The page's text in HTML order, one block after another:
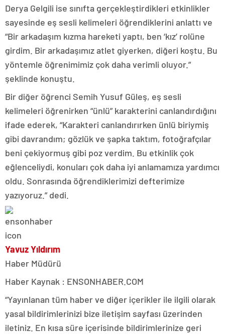
Derya Gelgili ise sınıfta gerçekleştirdikleri etkinlikler
sayesinde eş sesli kelimeleri öğrendiklerini anlattı ve
“Bir arkadaşım kızma hareketi yaptı, ben ‘kız’ rolüne
girdim. Bir arkadaşımız atlet giyerken, diğeri koştu. Bu
yöntemle öğrenimimiz çok daha verimli oluyor.”
şeklinde konuştu.
Bir diğer öğrenci Semih Yusuf Güleş, eş sesli
kelimeleri öğrenirken “ünlü” karakterini canlandırdığını
ifade ederek, “Karakteri canlandırırken ünlü biriymiş
gibi davrandım; gözlük ve şapka taktım, fotoğrafçılar
beni çekiyormuş gibi poz verdim. Bu etkinlik çok
eğlenceliydi, konuları çok daha iyi anlamamıza yardımcı
oldu. Sonrasında öğrendiklerimizi defterimize
yazıyoruz.” dedi.
Yavuz Yıldırım
Haber Müdürü
Haber Kaynak : ENSONHABER.COM
“Yayınlanan tüm haber ve diğer içerikler ile ilgili olarak
yasal bildirimlerinizi bize iletişim sayfası üzerinden
iletiniz. En kısa süre içerisinde bildirimlerinize geri